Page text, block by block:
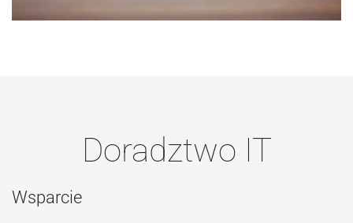
Doradztwo IT
Wsparcie